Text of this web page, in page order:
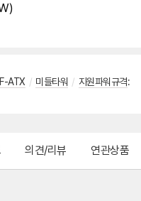
F-ATX / 미들타워 / 지원파워규격:
의견/리뷰 연관상품